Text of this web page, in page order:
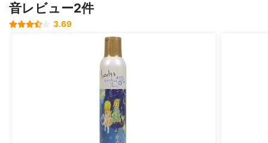
音レビュー2件
3.69